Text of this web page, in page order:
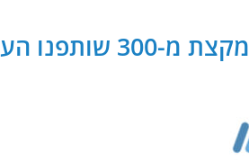
מקצת מ-300 שותפנו העסקיים של PB Digital בישראל ובעולם: